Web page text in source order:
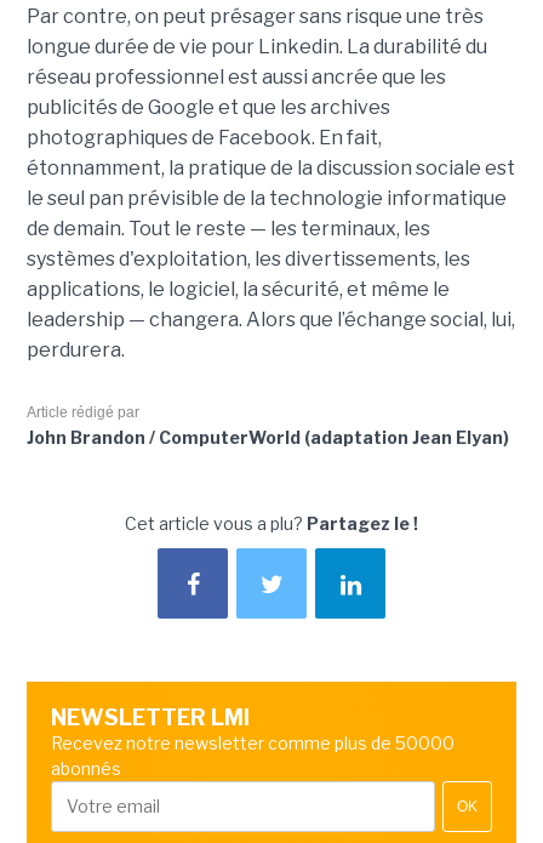
Par contre, on peut présager sans risque une très
longue durée de vie pour Linkedin. La durabilité du
réseau professionnel est aussi ancrée que les
publicités de Google et que les archives
photographiques de Facebook. En fait,
étonnamment, la pratique de la discussion sociale est
le seul pan prévisible de la technologie informatique
de demain. Tout le reste — les terminaux, les
systèmes d'exploitation, les divertissements, les
applications, le logiciel, la sécurité, et même le
leadership — changera. Alors que l’échange social, lui,
perdurera.
Article rédigé par
John Brandon / ComputerWorld (adaptation Jean Elyan)
Cet article vous a plu? Partagez le !
NEWSLETTER LMI
Recevez notre newsletter comme plus de 50000
abonnés
OK